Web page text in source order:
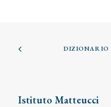
DIZIONARIO
Istituto Matteucci